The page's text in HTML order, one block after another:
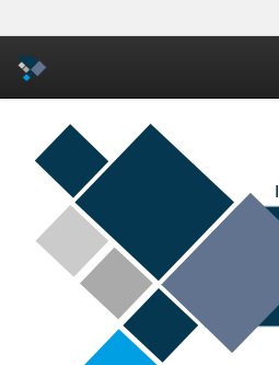
Skip
navigation